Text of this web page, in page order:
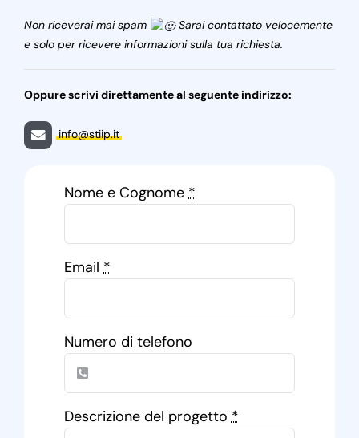
Non riceverai mai spam
Sarai contattato velocemente
e solo per ricevere informazioni sulla tua richiesta.
Oppure scrivi direttamente al seguente indirizzo:
info@stiip.it
Nome e Cognome*
Email*
Numero di telefono
Descrizione del progetto*